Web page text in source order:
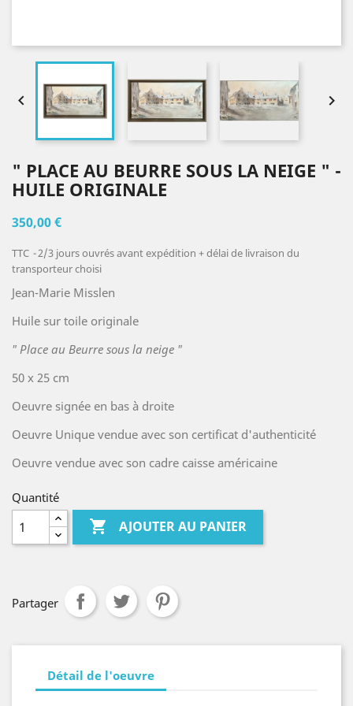
 
" PLACE AU BEURRE SOUS LA NEIGE " -
HUILE ORIGINALE
350,00 €
TTC
2/3 jours ouvrés avant expédition + délai de livraison du
transporteur choisi
Jean-Marie Misslen
Huile sur toile originale
" Place au Beurre sous la neige "
50 x 25 cm
Oeuvre signée en bas à droite
Oeuvre Unique vendue avec son certificat d'authenticité
Oeuvre vendue avec son cadre caisse américaine
Quantité
 AJOUTER AU PANIER
Partager
Détail de l'oeuvre